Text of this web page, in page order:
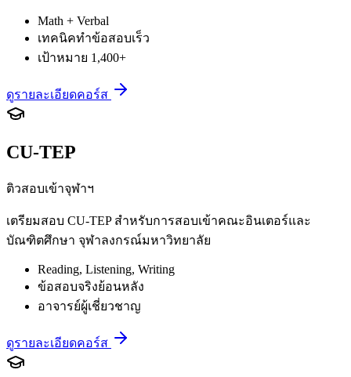
Math + Verbal
เทคนิคทำข้อสอบเร็ว
เป้าหมาย 1,400+
ดูรายละเอียดคอร์ส
CU-TEP
ติวสอบเข้าจุฬาฯ
เตรียมสอบ CU-TEP สำหรับการสอบเข้าคณะอินเตอร์และ
บัณฑิตศึกษา จุฬาลงกรณ์มหาวิทยาลัย
Reading, Listening, Writing
ข้อสอบจริงย้อนหลัง
อาจารย์ผู้เชี่ยวชาญ
ดูรายละเอียดคอร์ส